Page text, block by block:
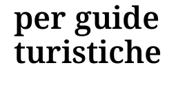
per guide
turistiche